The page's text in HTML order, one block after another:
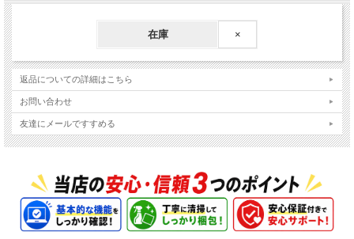
在庫 ×
返品についての詳細はこちら
お問い合わせ
友達にメールですすめる